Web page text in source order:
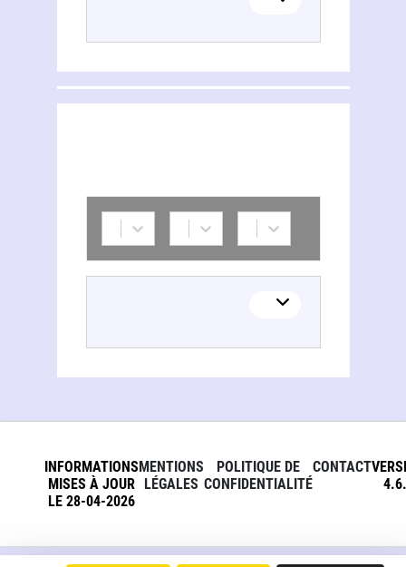
INFORMATIONS
MISES À JOUR
LE 28-04-2026
MENTIONS
LÉGALES
POLITIQUE DE
CONFIDENTIALITÉ
CONTACT